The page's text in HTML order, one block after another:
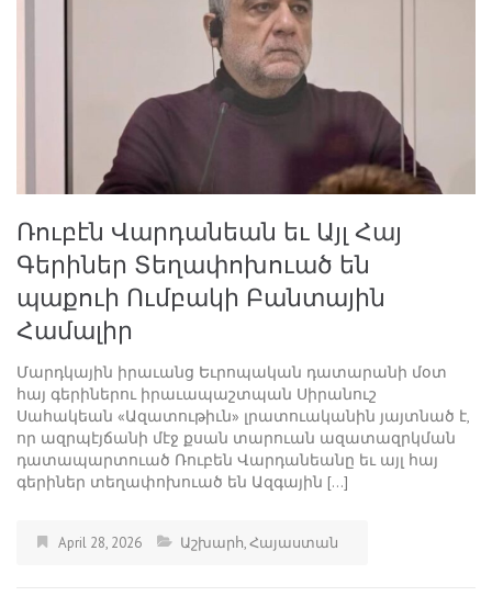
Ռուբէն Վարդանեան եւ Այլ Հայ
Գերիներ Տեղափոխուած են
պաքուի Ումբակի Բանտային
Համալիր
Մարդկային իրաւանց Եւրոպական դատարանի մօտ
հայ գերիներու իրաւապաշտպան Սիրանուշ
Սահակեան «Ազատութիւն» լրատուականին յայտնած է,
որ ազրպէյճանի մէջ քսան տարուան ազատազրկման
դատապարտուած Ռուբեն Վարդանեանը եւ այլ հայ
գերիներ տեղափոխուած են Ազգային […]
April 28, 2026 Աշխարհ,Հայաստան